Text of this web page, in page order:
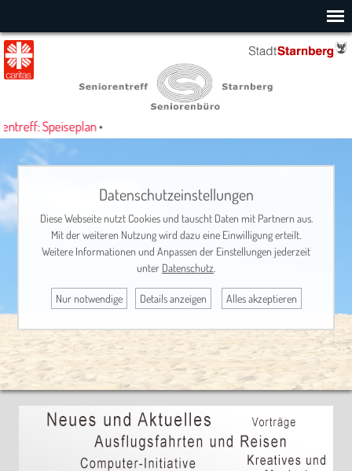
Speiseplan•
Datenschutzeinstellungen
Diese Webseite nutzt Cookies und tauscht Daten mit Partnern aus.
Mit der weiteren Nutzung wird dazu eine Einwilligung erteilt.
Weitere Informationen und Anpassen der Einstellungen jederzeit
unter Datenschutz
Nur notwendige Details anzeigen Alles akzeptieren